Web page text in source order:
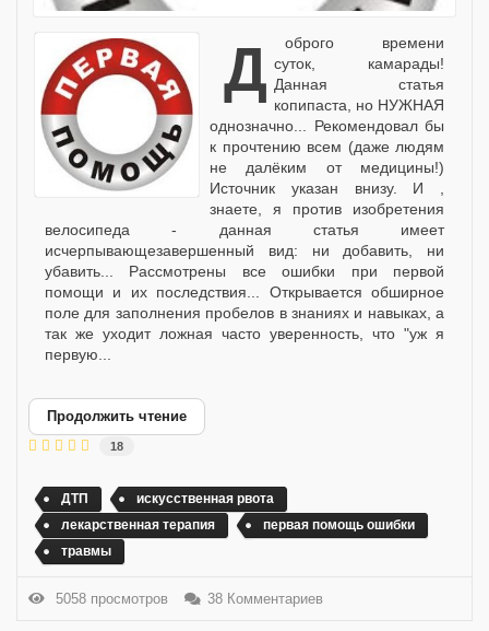
Доброго времени суток, камарады!
Данная статья
копипаста, но НУЖНАЯ
однозначно... Рекомендовал бы
к прочтению всем (даже людям
не далёким от медицины!)
Источник указан внизу. И ,
знаете, я против изобретения
велосипеда - данная статья имеет
исчерпывающезавершенный вид: ни добавить, ни
убавить... Рассмотрены все ошибки при первой
помощи и их последствия... Открывается обширное
поле для заполнения пробелов в знаниях и навыках, а
так же уходит ложная часто уверенность, что "уж я
первую...
Продолжить чтение
18
ДТП
искусственная рвота
лекарственная терапия
первая помощь ошибки
травмы
5058 просмотров 38 Комментариев